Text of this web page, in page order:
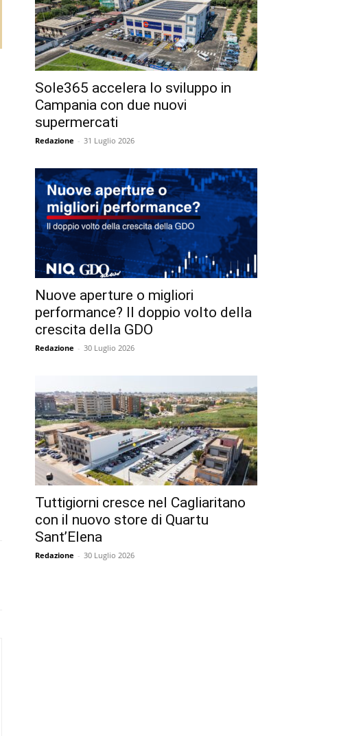
Sole365 accelera lo sviluppo in
Campania con due nuovi
supermercati
Redazione - 31 Luglio 2026
Nuove aperture o migliori
performance? Il doppio volto della
crescita della GDO
Redazione - 30 Luglio 2026
Tuttigiorni cresce nel Cagliaritano
con il nuovo store di Quartu
Sant’Elena
Redazione - 30 Luglio 2026